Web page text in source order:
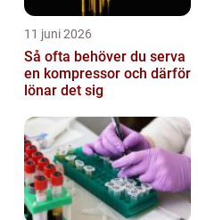
11 juni 2026
Så ofta behöver du serva
en kompressor och därför
lönar det sig